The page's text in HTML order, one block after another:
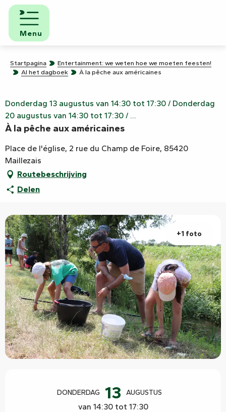
Aller
contenu
principal
Menu
Startpagina
Entertainment: we weten hoe we moeten feesten!
Al het dagboek
À la pêche aux américaines
Donderdag 13 augustus van 14:30 tot 17:30 / Donderdag
20 augustus van 14:30 tot 17:30 / ...
À la pêche aux américaines
Place de l'église, 2 rue du Champ de Foire, 85420
Maillezais
Routebeschrijving
Delen
+1 foto
DONDERDAG 13 AUGUSTUS
van 14:30 tot 17:30